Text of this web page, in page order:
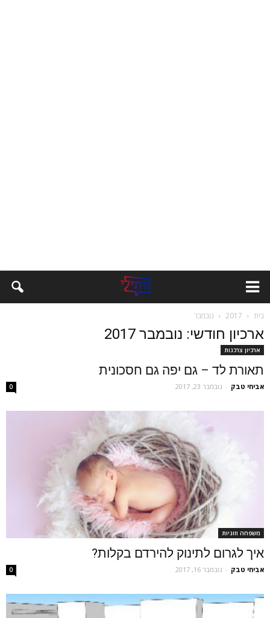
בית 2017 נובמבר
ארכיון חודשי: נובמבר 2017
ארכיון צרכנות
תאורת לד – גם יפה גם חסכונית
אביחי טבק - נובמבר 23, 2017 0
משפחה וזוגיות
איך לגרום לתינוק להירדם בקלות?
אביחי טבק - נובמבר 16, 2017 0